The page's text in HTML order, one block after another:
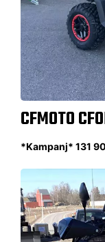
CFMOTO
*Kampanj* 131